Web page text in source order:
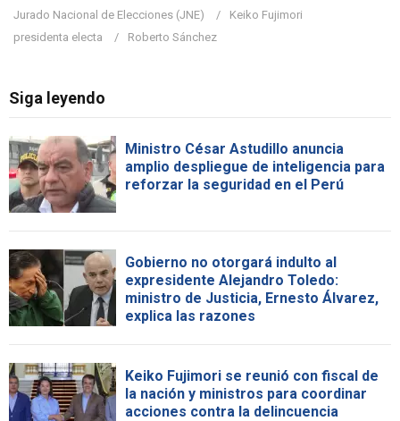
Jurado Nacional de Elecciones (JNE)
Keiko Fujimori
presidenta electa
Roberto Sánchez
Siga leyendo
Ministro César Astudillo anuncia
amplio despliegue de inteligencia para
reforzar la seguridad en el Perú
Gobierno no otorgará indulto al
expresidente Alejandro Toledo:
ministro de Justicia, Ernesto Álvarez,
explica las razones
Keiko Fujimori se reunió con fiscal de
la nación y ministros para coordinar
acciones contra la delincuencia